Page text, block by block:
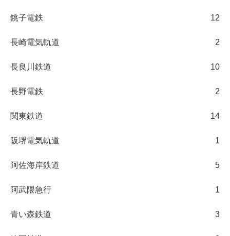
銚子電鉄 12
長崎電気軌道 2
長良川鉄道 10
長野電鉄 2
関東鉄道 14
阪堺電気軌道 1
阿佐海岸鉄道 5
阿武隈急行 1
青い森鉄道 3